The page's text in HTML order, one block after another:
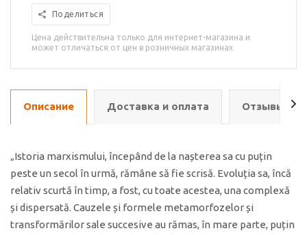
Поделиться
Цена действительна только для интернет-магазина и
может отличаться от цен в розничных магазинах
Описание Доставка и оплата Отзывы о
„Istoria marxismului, începând de la nașterea sa cu puțin
peste un secol în urmă, rămâne să fie scrisă. Evoluția sa, încă
relativ scurtă în timp, a fost, cu toate acestea, una complexă
și dispersată. Cauzele și formele metamorfozelor și
transformărilor sale succesive au rămas, în mare parte, puțin